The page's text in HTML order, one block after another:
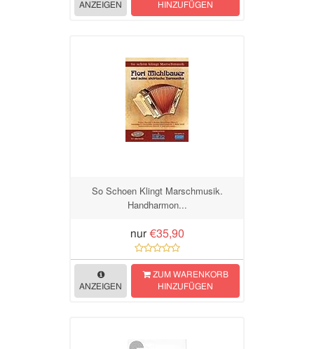
ANZEIGEN
HINZUFÜGEN
So Schoen Klingt Marschmusik.
Handharmon...
nur €35,90
ANZEIGEN
ZUM WARENKORB
HINZUFÜGEN